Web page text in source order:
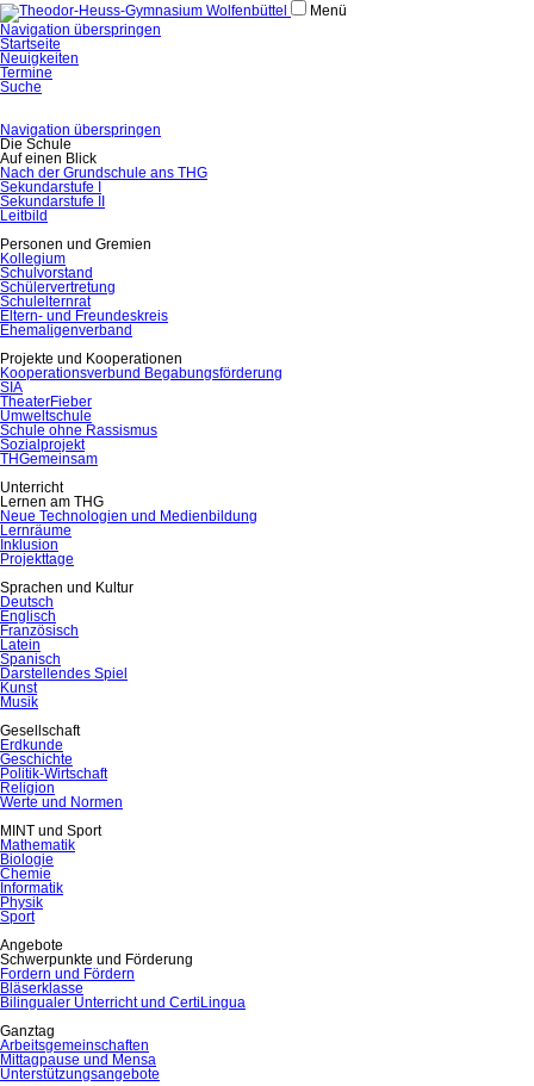
Menü
Navigation überspringen
Startseite
Neuigkeiten
Termine
Suche
Navigation überspringen
Die Schule
Auf einen Blick
Nach der Grundschule ans THG
Sekundarstufe I
Sekundarstufe II
Leitbild
Personen und Gremien
Kollegium
Schulvorstand
Schülervertretung
Schulelternrat
Eltern- und Freundeskreis
Ehemaligenverband
Projekte und Kooperationen
Kooperationsverbund Begabungsförderung
SIA
TheaterFieber
Umweltschule
Schule ohne Rassismus
Sozialprojekt
THGemeinsam
Unterricht
Lernen am THG
Neue Technologien und Medienbildung
Lernräume
Inklusion
Projekttage
Sprachen und Kultur
Deutsch
Englisch
Französisch
Latein
Spanisch
Darstellendes Spiel
Kunst
Musik
Gesellschaft
Erdkunde
Geschichte
Politik-Wirtschaft
Religion
Werte und Normen
MINT und Sport
Mathematik
Biologie
Chemie
Informatik
Physik
Sport
Angebote
Schwerpunkte und Förderung
Fordern und Fördern
Bläserklasse
Bilingualer Unterricht und CertiLingua
Ganztag
Arbeitsgemeinschaften
Mittagpause und Mensa
Unterstützungsangebote